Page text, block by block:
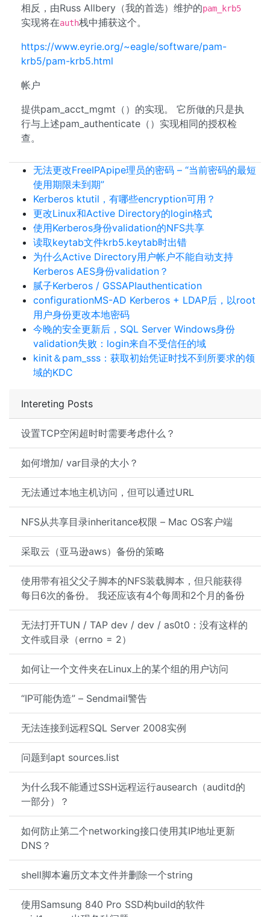
Intereting Posts
设置TCP空闲超时时需要考虑什么？
如何增加/ var目录的大小？
无法通过本地主机访问，但可以通过URL
NFS从共享目录inheritance权限 – Mac OS客户端
采取云（亚马逊aws）备份的策略
使用带有祖父父子脚本的NFS装载脚本，但只能获得
每日6次的备份。 我还应该有4个每周和2个月的备份
无法打开TUN / TAP dev / dev / as0t0：没有这样的
文件或目录（errno = 2）
如何让一个文件夹在Linux上的某个组的用户访问
“IP可能伪造” – Sendmail警告
无法连接到远程SQL Server 2008实例
问题到apt sources.list
为什么我不能通过SSH远程运行ausearch（auditd的
一部分）？
如何防止第二个networking接口使用其IP地址更新
DNS？
shell脚本遍历文本文件并删除一个string
使用Samsung 840 Pro SSD构build的软件
相反，由Russ Allbery（我的首选）维护的pam_krb5
实现将在auth栈中捕获这个。
https://www.eyrie.org/~eagle/software/pam-
krb5/pam-krb5.html
帐户
提供pam_acct_mgmt（）的实现。 它所做的只是执
行与上述pam_authenticate（）实现相同的授权检
查。
无法更改FreeIPApipe理员的密码 – “当前密码的最短
使用期限未到期”
Kerberos ktutil，有哪些encryption可用？
更改Linux和Active Directory的login格式
使用Kerberos身份validation的NFS共享
读取keytab文件krb5.keytab时出错
为什么Active Directory用户帐户不能自动支持
Kerberos AES身份validation？
腻子Kerberos / GSSAPIauthentication
configurationMS-AD Kerberos + LDAP后，以root
用户身份更改本地密码
今晚的安全更新后，SQL Server Windows身份
validation失败：login来自不受信任的域
kinit＆pam_sss：获取初始凭证时找不到所要求的领
域的KDC